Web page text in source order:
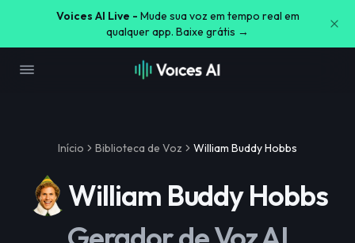
Voices AI Live - Mude sua voz em tempo real em
qualquer app. Baixe grátis →
Início Biblioteca de Voz William Buddy Hobbs
William Buddy Hobbs